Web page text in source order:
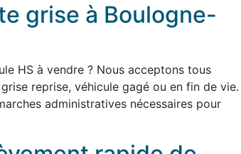
grise à Boulogne-
HS à vendre ? Nous acceptons tous
reprise, véhicule gagé ou en fin de vie.
administratives nécessaires pour